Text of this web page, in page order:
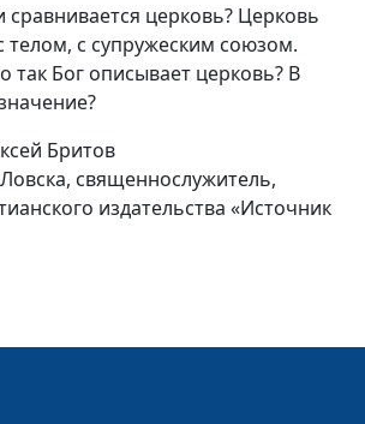
Алексей Бритов,
Даниил Ловска,
священнослужитель,
директор
«Источник жизни»
#287
церковь? Церковь
телом, с супружеским союзом.
так Бог описывает церковь? В
Бритов
священнослужитель,
издательства «Источник